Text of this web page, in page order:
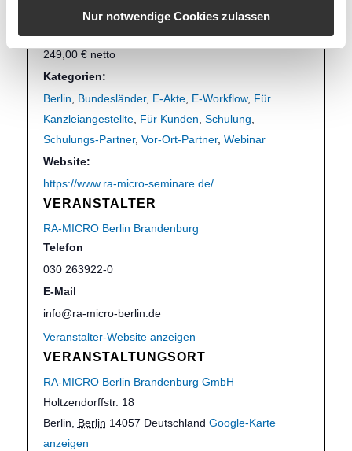
Nur notwendige Cookies zulassen
10.00 bis 14.00
249,00 € netto
Kategorien:
Berlin
Bundesländer, E-Akte, E-Workflow, Für
Kanzleiangestellte, Für Kunden Schulung
Schulungs-Partner, Vor-Ort-Partner, Webinar
Website:
https://www.ra-micro-seminare.de/
VERANSTALTUNGSORT
RA-MICRO Berlin Brandenburg GmbH
Holtzendorffstr. 18
Berlin
Berlin 14057 Deutschland Google-Karte
anzeigen
VERANSTALTER
RA-MICRO Berlin Brandenburg
Telefon
030 263922-0
E-Mail
info@ra-micro-berlin.de
Veranstalter-Website anzeigen